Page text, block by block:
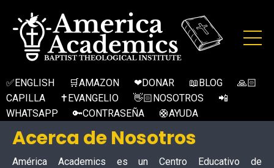
✅ENGLISH 🛒AMAZON ❤DONAR 📖BLOG
🙏🏻
CAPILLA
✝EVANGELIO 👋🏻NOSOTROS
📲
WHATSAPP
🔑CONTRASEÑA 🛟AYUDA
Acerca de Nosotros
América Academics es un Centro Educativo de